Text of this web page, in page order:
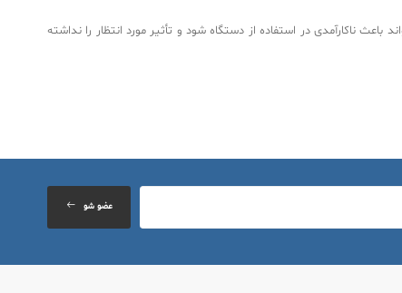
ناکارآمدی در استفاده از دستگاه شود و تأثیر مورد انتظار را نداشته
عضو شو